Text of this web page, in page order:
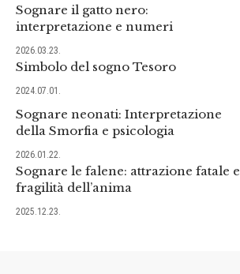
Sognare il gatto nero:
interpretazione e numeri
2026.03.23.
Simbolo del sogno Tesoro
2024.07.01.
Sognare neonati: Interpretazione
della Smorfia e psicologia
2026.01.22.
Sognare le falene: attrazione fatale e
fragilità dell’anima
2025.12.23.